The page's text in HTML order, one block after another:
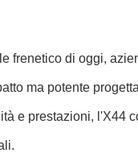
frenetico di oggi,
ma potente
e prestazioni, l'X44